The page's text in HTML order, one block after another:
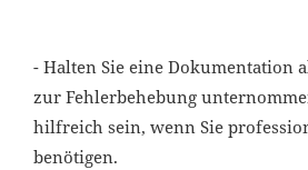
- Halten Sie eine Dokumentation
zur Fehlerbehebung
hilfreich sein, wenn Sie
benötigen.